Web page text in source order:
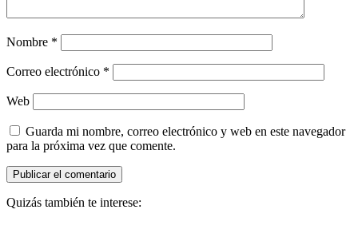
Nombre *
Correo electrónico *
Web
Guarda mi nombre, correo electrónico y web en este navegador
para la próxima vez que comente.
Quizás también te interese: